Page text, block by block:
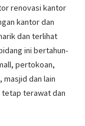
renovasi kantor
kantor dan
dan terlihat
ini bertahun-
pertokoan,
dan lain
tetap terawat dan